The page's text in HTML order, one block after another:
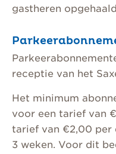
gastheren
receptie van het
Het minimum
voor een tarief van
tarief van €2,00 per
3 weken. Voor dit